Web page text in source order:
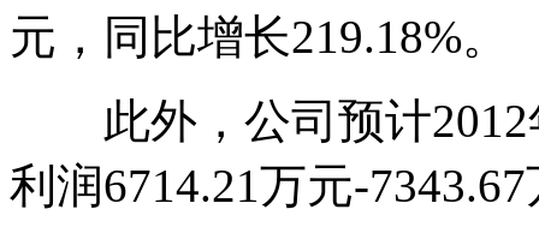
元，同比增长219.18%。
此外，公司预计2012
利润6714.21万元-